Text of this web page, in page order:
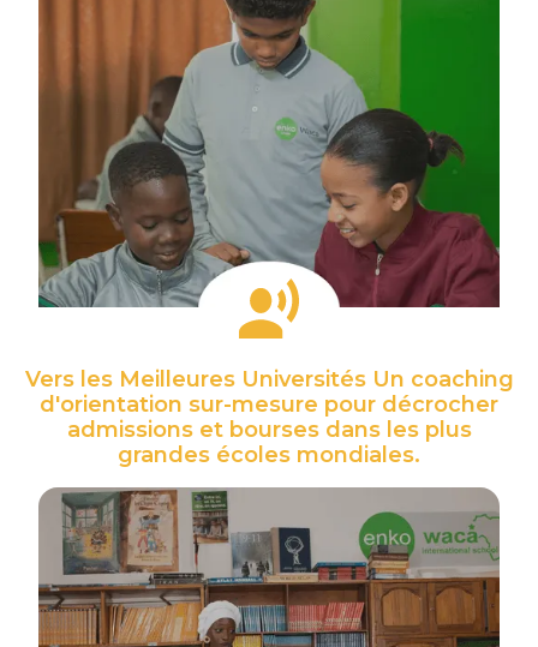
Vers les Meilleures Universités Un coaching
d'orientation sur-mesure pour décrocher
admissions et bourses dans les plus
grandes écoles mondiales.